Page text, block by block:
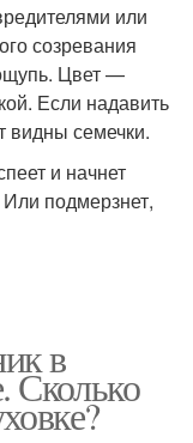
или
созревания
Цвет —
Если надавить
видны семечки.
и начнет
подмерзнет,
в
Сколько